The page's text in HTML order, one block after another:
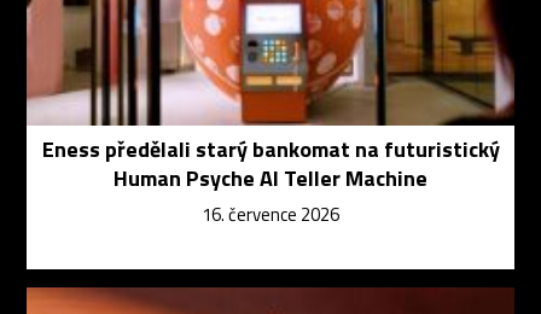
Eness předělali starý bankomat na futuristický
Human Psyche AI Teller Machine
16. července 2026